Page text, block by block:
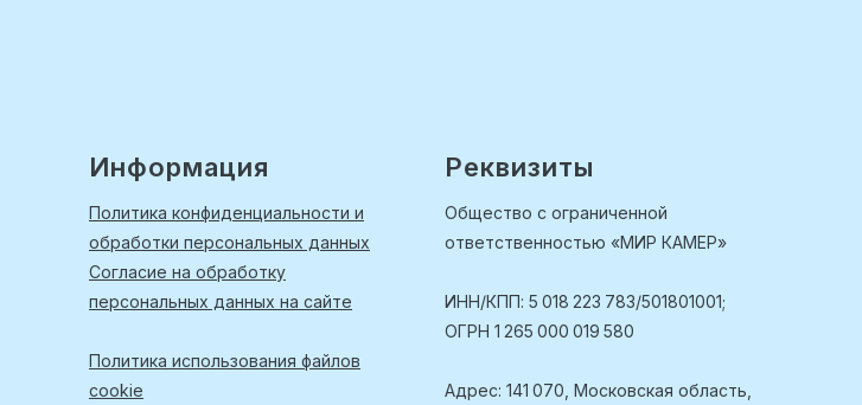
Информация
Политика конфиденциальности и
обработки персональных данных
Согласие на обработку
персональных данных на сайте
Политика использования файлов
cookie
Реквизиты
Общество с ограниченной
ответственностью «МИР КАМЕР»
ИНН/КПП: 5 018 223 783/501801001;
ОГРН 1 265 000 019 580
Адрес: 141 070, Московская область,